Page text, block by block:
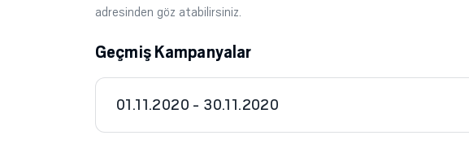
adresinden göz atabilirsiniz.
Geçmiş Kampanyalar
01.11.2020 - 30.11.2020